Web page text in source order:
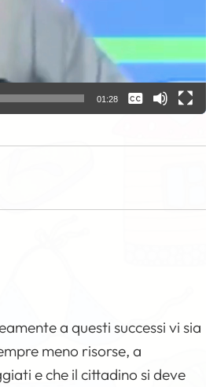
01:28
Nessuna
a questi successi vi sia
meno risorse, a
e che il cittadino si deve